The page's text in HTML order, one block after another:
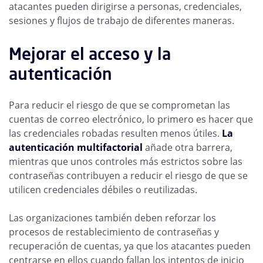
atacantes pueden dirigirse a personas, credenciales,
sesiones y flujos de trabajo de diferentes maneras.
Mejorar el acceso y la
autenticación
Para reducir el riesgo de que se comprometan las
cuentas de correo electrónico, lo primero es hacer que
las credenciales robadas resulten menos útiles. La
autenticación multifactorial añade otra barrera,
mientras que unos controles más estrictos sobre las
contraseñas contribuyen a reducir el riesgo de que se
utilicen credenciales débiles o reutilizadas.
Las organizaciones también deben reforzar los
procesos de restablecimiento de contraseñas y
recuperación de cuentas, ya que los atacantes pueden
centrarse en ellos cuando fallan los intentos de inicio